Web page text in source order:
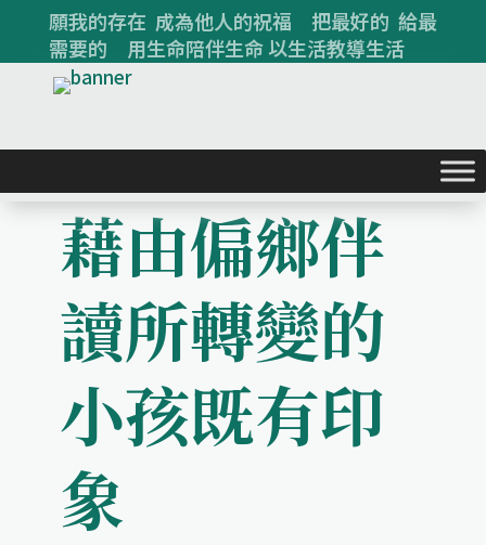
願我的存在 成為他人的祝福 把最好的 給最
需要的 用生命陪伴生命 以生活教導生活
藉由偏鄉伴
讀所轉變的
小孩既有印
象